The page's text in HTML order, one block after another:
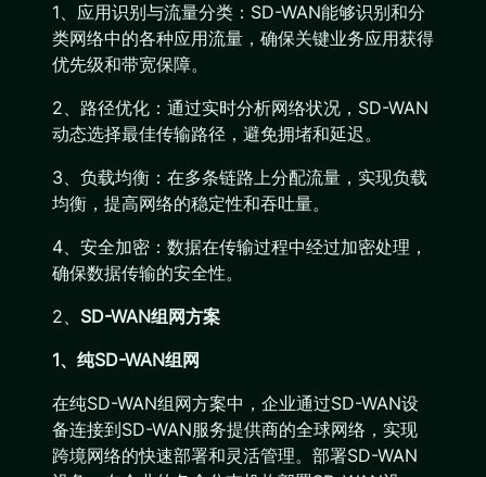
1、应用识别与流量分类：SD-WAN能够识别和分
类网络中的各种应用流量，确保关键业务应用获得
优先级和带宽保障。
2、路径优化：通过实时分析网络状况，SD-WAN
动态选择最佳传输路径，避免拥堵和延迟。
3、负载均衡：在多条链路上分配流量，实现负载
均衡，提高网络的稳定性和吞吐量。
4、安全加密：数据在传输过程中经过加密处理，
确保数据传输的安全性。
2、 SD-WAN组网方案
1、纯SD-WAN组网
在纯SD-WAN组网方案中，企业通过SD-WAN设
备连接到SD-WAN服务提供商的全球网络，实现
跨境网络的快速部署和灵活管理。部署SD-WAN